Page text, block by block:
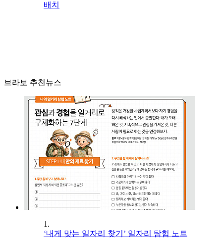
배치
브라보 추천뉴스
1.
‘내게 맞는 일자리 찾기’ 일자리 탐험 노트